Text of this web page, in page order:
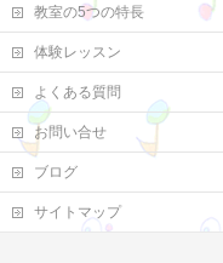
教室の5つの特長
体験レッスン
よくある質問
お問い合せ
ブログ
サイトマップ